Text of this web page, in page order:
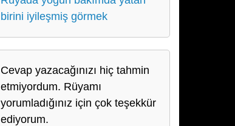
birini iyileşmiş görmek
Cevap yazacağınızı hiç tahmin
etmiyordum. Rüyamı
yorumladığınız için çok teşekkür
ediyorum.